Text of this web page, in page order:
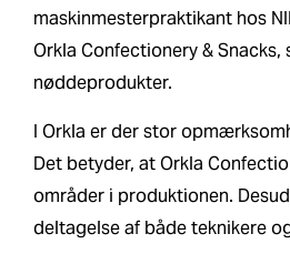
maskinmesterpraktikant hos
Orkla Confectionery &
nøddeprodukter.
I Orkla er der stor
Det betyder, at Orkla
områder i produktionen.
deltagelse af både teknikere